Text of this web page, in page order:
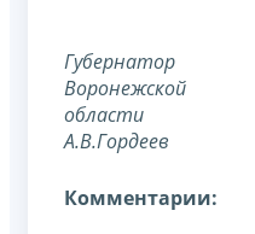
Губернатор
Воронежской
области
А.В.Гордеев
Комментарии: